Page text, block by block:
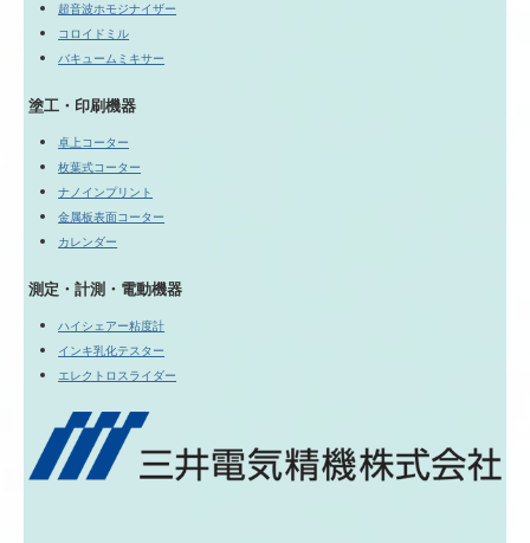
超音波ホモジナイザー
コロイドミル
バキュームミキサー
塗工・印刷機器
卓上コーター
枚葉式コーター
ナノインプリント
金属板表面コーター
カレンダー
測定・計測・電動機器
ハイシェアー粘度計
インキ乳化テスター
エレクトロスライダー